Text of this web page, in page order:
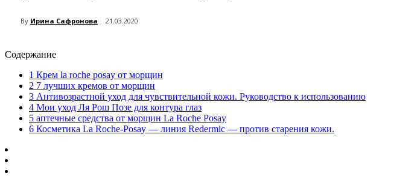
By Ирина Сафронова 21.03.2020
Содержание
1 Крем la roche posay от морщин
2 7 лучших кремов от морщин
3 Антивозрастной уход для чувствительной кожи. Руководство к использованию
4 Мои уход Ля Рош Позе для контура глаз
5 аптечные средства от морщин La Roche Posay
6 Косметика La Roche-Posay — линия Redermic — против старения кожи.